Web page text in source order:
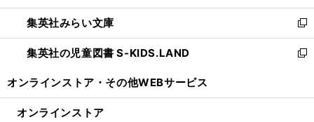
開
く
ウ
で
開
く
ン
ド
ウ
で
ウ
ィ
ン
ド
開
集英社みらい文庫
新
し
い
ン
集英社の児童図書 S-KIDS.LAND
新
ウ
オンラインストア・ その他WEBサービス
オンラインストア